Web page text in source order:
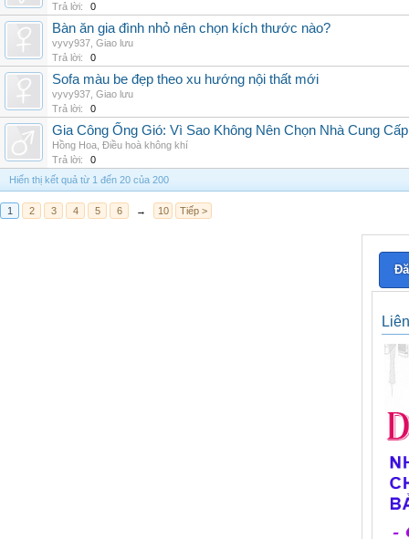
Trả lời:
0
Bàn ăn gia đình nhỏ nên chọn kích thước nào?
vyvy937 Giao lưu
Trả lời:
0
Sofa màu be đẹp theo xu hướng nội thất mới
vyvy937 Giao lưu
Trả lời:
0
Gia Công Ống Gió: Vì Sao Không Nên Chọn Nhà Cung
Hồng Hoa Điều hoà không khí
Trả lời:
0
Hiển thị kết quả từ 1 đến 20 của 200
1 2 3 4 5 6 → 10 Tiếp >